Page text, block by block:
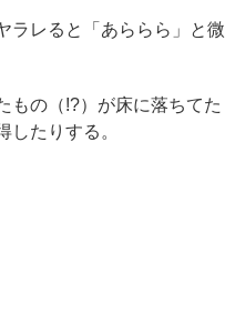
レると「あららら」と微
の（!?）が床に落ちてた
したりする。